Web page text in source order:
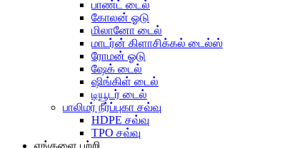
பாண்ட் டைல்
கோலன் ஓடு
மிலானோ டைல்
மாடர்ன் கிளாசிக்கல் டைல்ஸ்
ரோமன் ஓடு
ஷேக் டைல்
ஷிங்கிள் டைல்
டியூடர் டைல்
பாலிமர் நீர்ப்புகா சவ்வு
HDPE சவ்வு
TPO சவ்வு
எங்களை பற்றி